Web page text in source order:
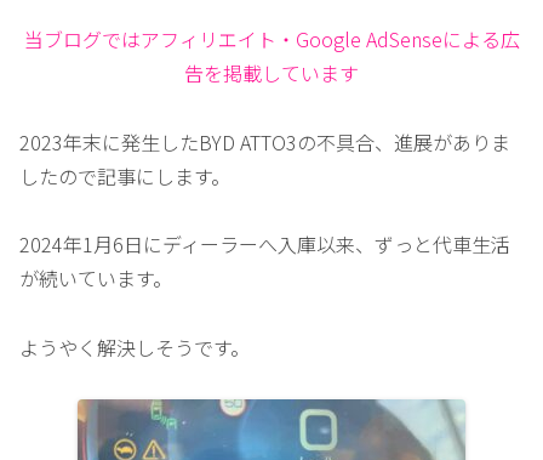
当ブログではアフィリエイト・Google AdSenseによる広
告を掲載しています
2023年末に発生したBYD ATTO3の不具合、進展がありま
したので記事にします。
2024年1月6日にディーラーへ入庫以来、ずっと代車生活
が続いています。
ようやく解決しそうです。